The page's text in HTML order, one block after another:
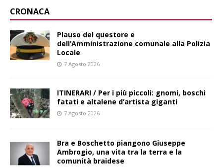
CRONACA
Plauso del questore e
dell’Amministrazione comunale alla Polizia
Locale
7 Agosto 2026
ITINERARI / Per i più piccoli: gnomi, boschi
fatati e altalene d’artista giganti
7 Agosto 2026
Bra e Boschetto piangono Giuseppe
Ambrogio, una vita tra la terra e la
comunità braidese